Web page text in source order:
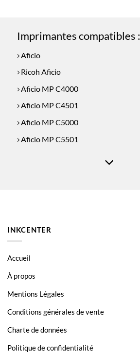
Imprimantes compatibles :
Aficio
Ricoh Aficio
Aficio MP C4000
Aficio MP C4501
Aficio MP C5000
Aficio MP C5501
INKCENTER
Accueil
À propos
Mentions Légales
Conditions générales de vente
Charte de données
Politique de confidentialité